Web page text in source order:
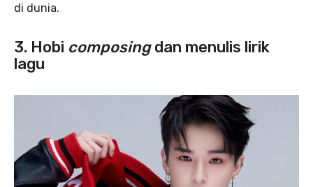
di dunia.
3. Hobi composingdan menulis lirik
lagu